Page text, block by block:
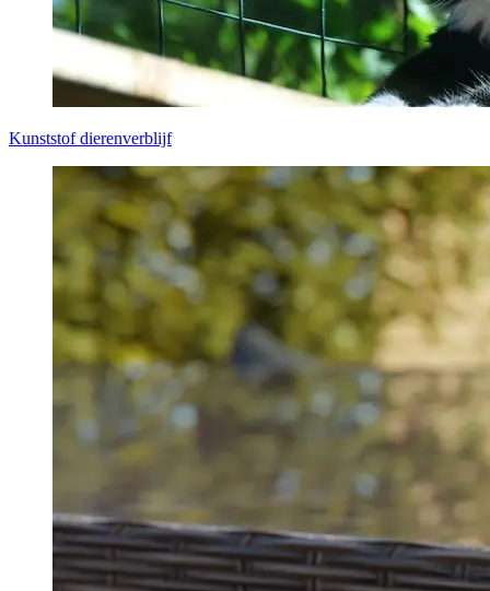
Kunststof dierenverblijf